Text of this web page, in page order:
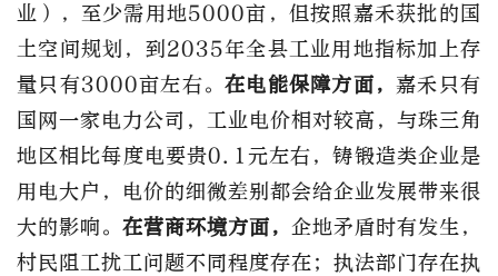
业），至少需用地5000亩，但按照嘉禾获批的国
土空间规划，到2035年全县工业用地指标加上存
量只有3000亩左右。在电能保障方面，嘉禾只有
国网一家电力公司，工业电价相对较高，与珠三角
地区相比每度电要贵0.1元左右，铸锻造类企业是
用电大户，电价的细微差别都会给企业发展带来很
大的影响。 在营商环境方面， 企地矛盾时有发生，
村民阻工扰工问题不同程度存在；执法部门存在执